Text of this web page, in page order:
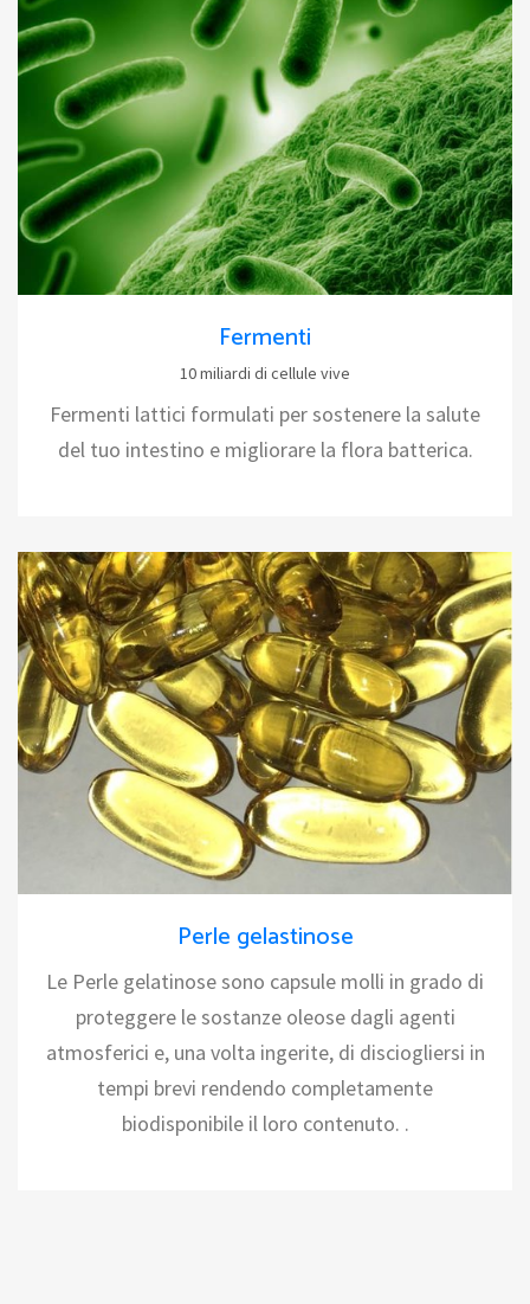
Fermenti
10 miliardi di cellule vive
Fermenti lattici formulati per sostenere la salute
del tuo intestino e migliorare la flora batterica.
Perle gelastinose
Le Perle gelatinose sono capsule molli in grado di
proteggere le sostanze oleose dagli agenti
atmosferici e, una volta ingerite, di disciogliersi in
tempi brevi rendendo completamente
biodisponibile il loro contenuto. .